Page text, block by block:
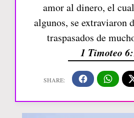
amor al dinero, el
algunos, se extraviaron
traspasados de
1 Timoteo